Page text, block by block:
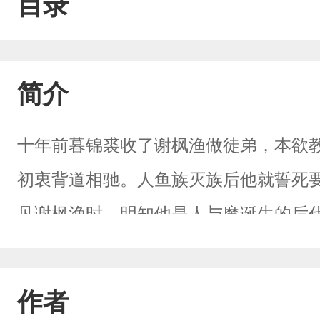
目录
简介
十年前暮锦裘收了谢枫渔做徒弟，本欲
初衷背道相驰。人鱼族灭族后他就誓死
见谢枫渔时，明知他是人与魔诞生的
丹的谢枫渔堕入魔道，扰乱三界。暮
作者